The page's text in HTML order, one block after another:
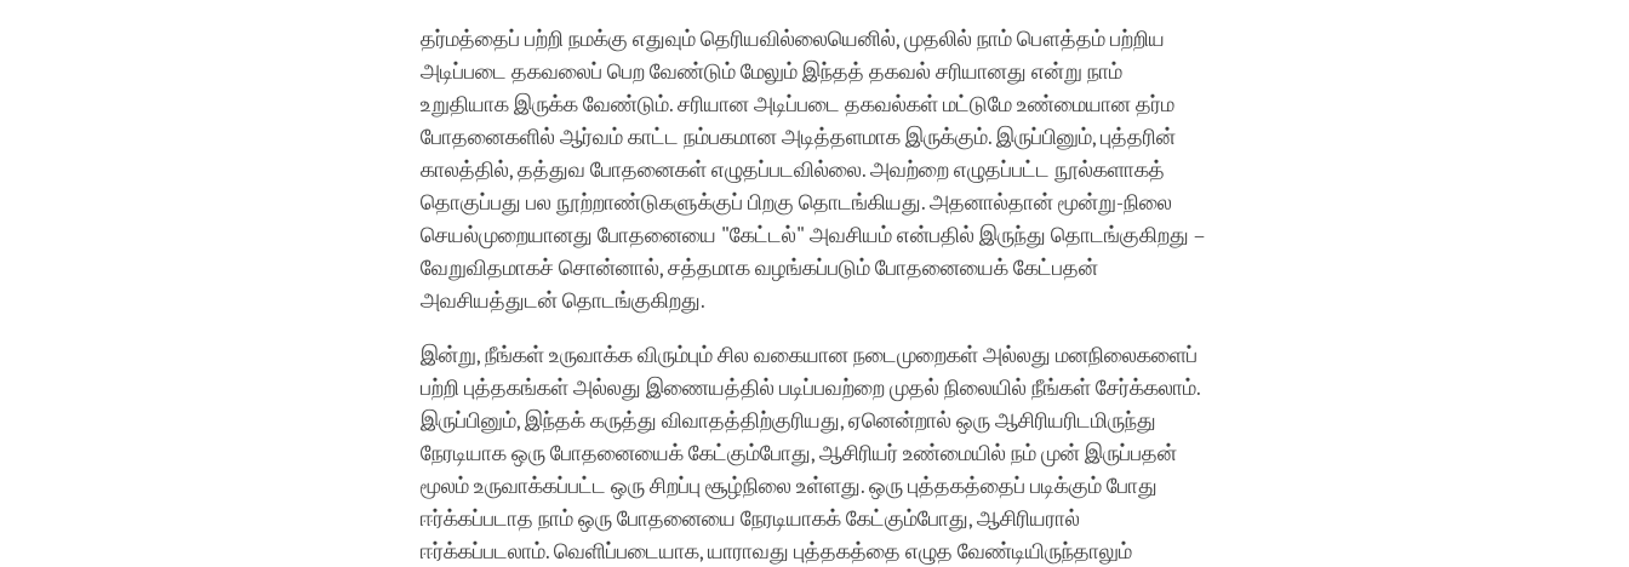
தர்மத்தைப் பற்றி நமக்கு எதுவும் தெரியவில்லையெனில், முதலில் நாம் பௌத்தம் பற்றிய
அடிப்படை தகவலைப் பெற வேண்டும் மேலும் இந்தத் தகவல் சரியானது என்று நாம்
உறுதியாக இருக்க வேண்டும். சரியான அடிப்படை தகவல்கள் மட்டுமே உண்மையான தர்ம
போதனைகளில் ஆர்வம் காட்ட நம்பகமான அடித்தளமாக இருக்கும். இருப்பினும், புத்தரின்
காலத்தில், தத்துவ போதனைகள் எழுதப்படவில்லை. அவற்றை எழுதப்பட்ட நூல்களாகத்
தொகுப்பது பல நூற்றாண்டுகளுக்குப் பிறகு தொடங்கியது. அதனால்தான் மூன்று-நிலை
செயல்முறையானது போதனையை "கேட்டல்" அவசியம் என்பதில் இருந்து தொடங்குகிறது –
வேறுவிதமாகச் சொன்னால், சத்தமாக வழங்கப்படும் போதனையைக் கேட்பதன்
அவசியத்துடன் தொடங்குகிறது.
இன்று, நீங்கள் உருவாக்க விரும்பும் சில வகையான நடைமுறைகள் அல்லது மனநிலைகளைப்
பற்றி புத்தகங்கள் அல்லது இணையத்தில் படிப்பவற்றை முதல் நிலையில் நீங்கள் சேர்க்கலாம்.
இருப்பினும், இந்தக் கருத்து விவாதத்திற்குரியது, ஏனென்றால் ஒரு ஆசிரியரிடமிருந்து
நேரடியாக ஒரு போதனையைக் கேட்கும்போது, ஆசிரியர் உண்மையில் நம் முன் இருப்பதன்
மூலம் உருவாக்கப்பட்ட ஒரு சிறப்பு சூழ்நிலை உள்ளது. ஒரு புத்தகத்தைப் படிக்கும் போது
ஈர்க்கப்படாத நாம் ஒரு போதனையை நேரடியாகக் கேட்கும்போது, ஆசிரியரால்
ஈர்க்கப்படலாம். வெளிப்படையாக, யாராவது புத்தகத்தை எழுத வேண்டியிருந்தாலும்